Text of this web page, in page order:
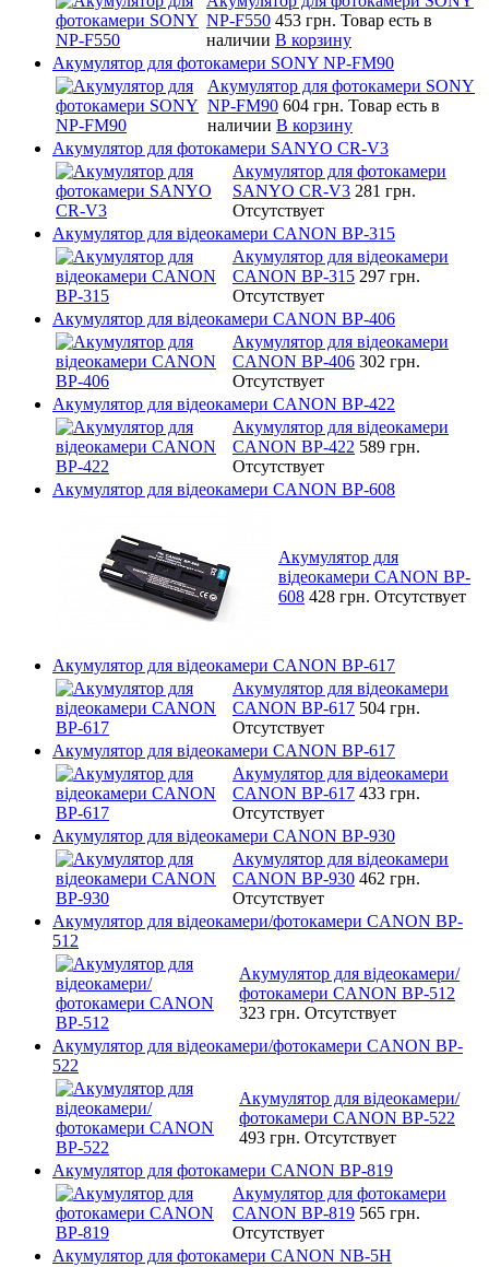
NP-F550 453 грн. Товар есть в
наличии В корзину
Акумулятор для фотокамери SONY NP-FM90
Акумулятор для фотокамери SONY
NP-FM90 604 грн. Товар есть в
наличии В корзину
Акумулятор для фотокамери SANYO CR-V3
Акумулятор для фотокамери
SANYO CR-V3 281 грн.
Отсутствует
Акумулятор для відеокамери CANON BP-315
Акумулятор для відеокамери
CANON BP-315 297 грн.
Отсутствует
Акумулятор для відеокамери CANON BP-406
Акумулятор для відеокамери
CANON BP-406 302 грн.
Отсутствует
Акумулятор для відеокамери CANON BP-422
Акумулятор для відеокамери
CANON BP-422 589 грн.
Отсутствует
Акумулятор для відеокамери CANON BP-608
Акумулятор для
відеокамери CANON BP-
608 428 грн. Отсутствует
Акумулятор для відеокамери CANON BP-617
Акумулятор для відеокамери
CANON BP-617 504 грн.
Отсутствует
Акумулятор для відеокамери CANON BP-617
Акумулятор для відеокамери
CANON BP-617 433 грн.
Отсутствует
Акумулятор для відеокамери CANON BP-930
Акумулятор для відеокамери
CANON BP-930 462 грн.
Отсутствует
Акумулятор для відеокамери/фотокамери CANON BP-
512
Акумулятор для відеокамери/
фотокамери CANON BP-512
323 грн. Отсутствует
Акумулятор для відеокамери/фотокамери CANON BP-
522
Акумулятор для відеокамери/
фотокамери CANON BP-522
493 грн. Отсутствует
Акумулятор для фотокамери CANON BP-819
Акумулятор для фотокамери
CANON BP-819 565 грн.
Отсутствует
Акумулятор для фотокамери CANON NB-5H